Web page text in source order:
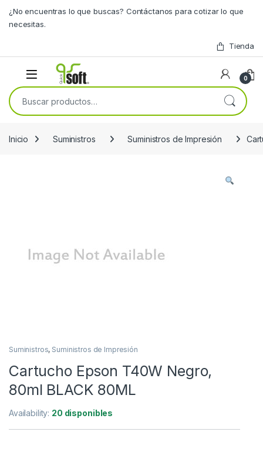
¿No encuentras lo que buscas? Contáctanos para cotizar lo que
necesitas.
Tienda
0
Buscar por:
Inicio Suministros Suministros de Impresión
Suministros, Suministros de Impresión
Cartucho Epson T40W Negro,
80ml BLACK 80ML
Availability: 20 disponibles